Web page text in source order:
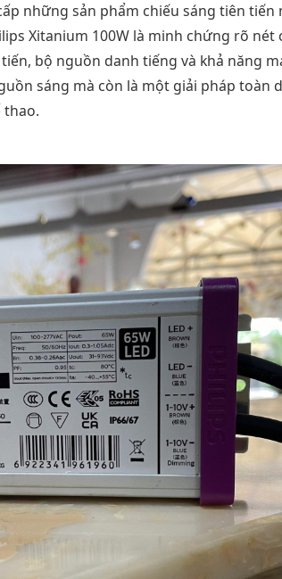
những sản phẩm chiếu sáng tiên tiến
Xitanium 100W là minh chứng rõ nét
bộ nguồn danh tiếng và khả năng
sáng mà còn là một giải pháp toàn
thao.